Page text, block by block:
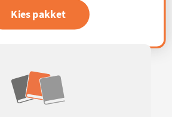
Kies pakket